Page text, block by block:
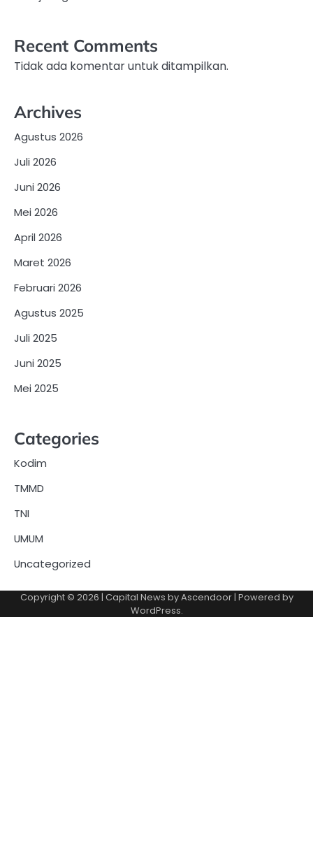
Recent Comments
Tidak ada komentar untuk ditampilkan.
Archives
Agustus 2026
Juli 2026
Juni 2026
Mei 2026
April 2026
Maret 2026
Februari 2026
Agustus 2025
Juli 2025
Juni 2025
Mei 2025
Categories
Kodim
TMMD
TNI
UMUM
Uncategorized
Copyright © 2026 | Capital News byAscendoor| Powered by
WordPress.